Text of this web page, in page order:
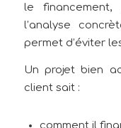
le
l’analyse
permet d’éviter
Un projet bien
client sait :
comment il